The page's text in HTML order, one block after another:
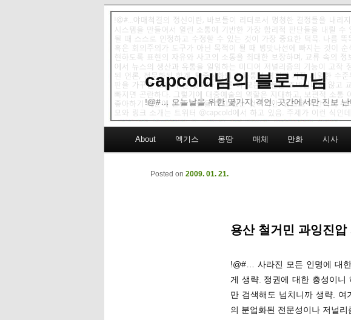
capcold님의 블로그님
!@#… 오늘날을 위한 몇가지 격언: 곳간에서만 진보
Skip to primary content
Skip to secondary content
About 엑기스 몽땅 매체 만화 시사
용산 철거민 과잉진
Posted on 2009. 01. 21.
!@#… 사라진 모든 인명에 대
게 생략. 정권에 대한 충성이니
만 검색해도 넘치니까 생략. 여
의 분업화된 전문성이나 저널리